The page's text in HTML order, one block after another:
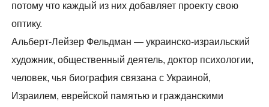
потому что каждый из них добавляет проекту свою
оптику.
Альберт-Лейзер Фельдман — украинско-израильский
художник, общественный деятель, доктор психологии,
человек, чья биография связана с Украиной,
Израилем, еврейской памятью и гражданскими